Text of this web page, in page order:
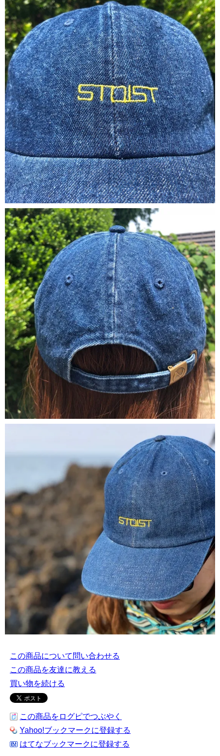
この商品について問い合わせる
この商品を友達に教える
買い物を続ける
この商品をログピでつぶやく
Yahoo!ブックマークに登録する
はてなブックマークに登録する